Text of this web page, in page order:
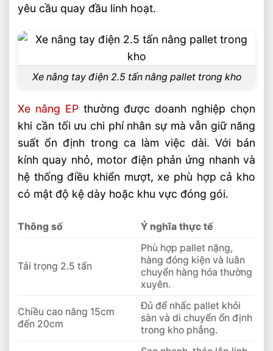
Xe Nâng Dầu 3 Tấn Nâng Cao 6 Mét Có
Xe Nâng Dầu 3 Tấn Nâng Cao 4.5 Mét
Nên Chọn Loại Nào?
Xe Nâng Lithium Tải Trọng Nào Phù Hợp
So Sánh Hiệu Suất Nâng Xe Nâng Lithium
Theo Từng Tải Trọng
Xe Nâng Lithium 2 Tấn Và 3 Tấn Khác
Nhau Thế Nào
So Sánh Xe Nâng Lithium 1.5 Tấn Và 2
Tấn Nên Chọn Loại Nào
Dụng Thực Tế Hiệu Quả
yêu cầu quay đầu linh hoạt.
Xe nâng tay điện 2.5 tấn nâng pallet trong kho
Xe nâng EPthường được doanh nghiệp chọn
khi cần tối ưu chi phí nhân sự mà vẫn giữ năng
suất ổn định trong ca làm việc dài. Với bán
kính quay nhỏ, motor điện phản ứng nhanh và
hệ thống điều khiển mượt, xe phù hợp cả kho
có mật độ kệ dày hoặc khu vực đóng gói.
Thông số Ý nghĩa thực tế
Tải trọng 2.5 tấn
Phù hợp pallet nặng,
hàng đóng kiện và luân
chuyển hàng hóa thường
xuyên.
Chiều cao nâng 15cm
đến 20cm
Đủ để nhấc pallet khỏi
sàn và di chuyển ổn định
trong kho phẳng.